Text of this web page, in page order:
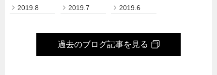
2019.8
2019.7 2019.6
過去のブログ記事を見る